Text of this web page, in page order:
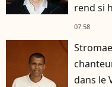
rend si
07:58
dans le